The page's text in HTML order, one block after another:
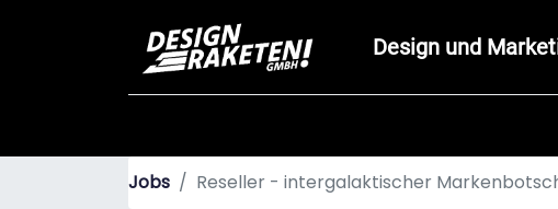
Design und
Jobs Reseller - intergalaktischer